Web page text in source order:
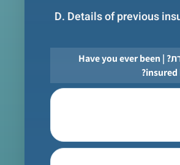
האם היית מבוטח בהראל או בחברת ביטוח אחרת? | Have you ever been
insured